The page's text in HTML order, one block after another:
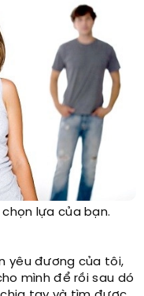
lựa của bạn.
yêu đương của tôi,
mình để rồi sau dó